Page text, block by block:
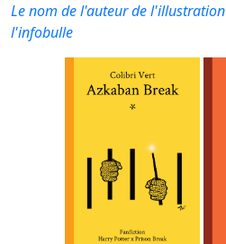
Le nom de l'auteur de
l'infobulle